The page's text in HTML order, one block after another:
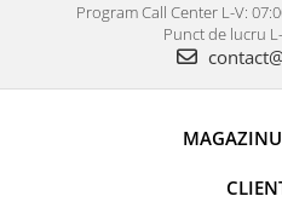
Program Call Center L-V:
Punct de lucru